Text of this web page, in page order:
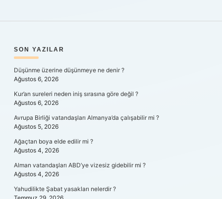
SIDEBAR
SON YAZILAR
Düşünme üzerine düşünmeye ne denir ?
Ağustos 6, 2026
Kur’an sureleri neden iniş sırasına göre değil ?
Ağustos 6, 2026
Avrupa Birliği vatandaşları Almanya’da çalışabilir mi ?
Ağustos 5, 2026
Ağaçtan boya elde edilir mi ?
Ağustos 4, 2026
Alman vatandaşları ABD’ye vizesiz gidebilir mi ?
Ağustos 4, 2026
Yahudilikte Şabat yasakları nelerdir ?